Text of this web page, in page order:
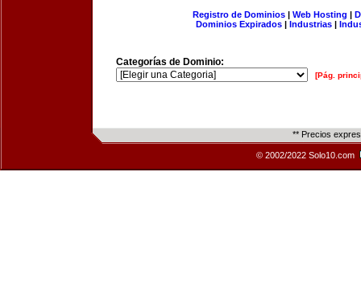
Registro de Dominios| Web Hosting |
Dominios Expirados | Industrias |
Categorías de Dominio:
[Pág.
** Precios
© 2002/2022 Solo10.com